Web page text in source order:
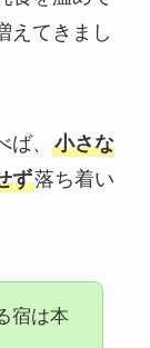
えてきまし
、 小さな
ず落ち着い
宿は本